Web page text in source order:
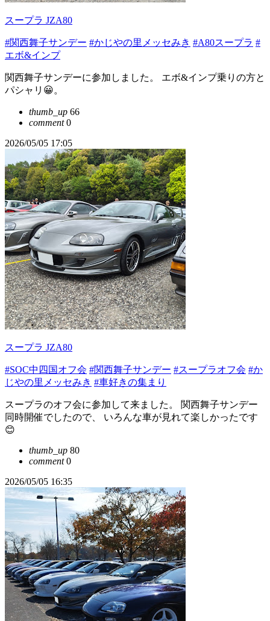
スープラ JZA80
#関西舞子サンデー #かじやの里メッセみき #A80スープラ #
エボ&インプ
関西舞子サンデーに参加しました。 エボ&インプ乗りの方と
パシャリ😀。
thumb_up 66
comment0
2026/05/05 17:05
スープラ JZA80
#SOC中四国オフ会 #関西舞子サンデー #スープラオフ会 #か
じやの里メッセみき #車好きの集まり
スープラのオフ会に参加して来ました。 関西舞子サンデー
同時開催でしたので、 いろんな車が見れて楽しかったです
😊
thumb_up 80
comment0
2026/05/05 16:35